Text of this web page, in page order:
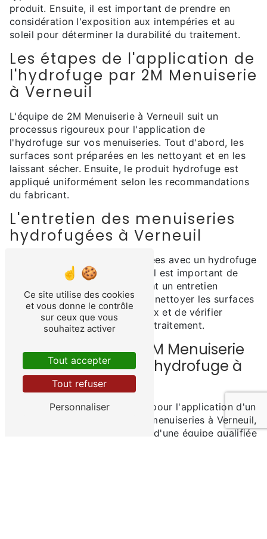
produit. Ensuite, il est important de prendre en
considération l'exposition aux intempéries et au
soleil pour déterminer la durabilité du traitement.
Les étapes de l'application de
l'hydrofuge par 2M Menuiserie
à Verneuil
L'équipe de 2M Menuiserie à Verneuil suit un
processus rigoureux pour l'application de
l'hydrofuge sur vos menuiseries. Tout d'abord, les
surfaces sont préparées en les nettoyant et en les
laissant sécher. Ensuite, le produit hydrofuge est
appliqué uniformément selon les recommandations
du fabricant.
L'entretien des menuiseries
hydrofugées à Verneuil
Une fois vos menuiseries traitées avec un hydrofuge
par 2M Menuiserie à Verneuil, il est important de
maintenir cet état en effectuant un entretien
régulier. Il est recommandé de nettoyer les surfaces
traitées avec des produits doux et de vérifier
périodiquement l'efficacité du traitement.
Faites confiance à 2M Menuiserie
pour vos besoins en hydrofuge à
Verneuil
En choisissant 2M Menuiserie pour l'application d'un
traitement hydrofuge sur vos menuiseries à Verneuil,
vous bénéficiez de l'expertise d'une équipe qualifiée
Ce site utilise des cookies
et vous donne le contrôle
sur ceux que vous
souhaitez activer
Tout accepter
Tout refuser
Personnaliser